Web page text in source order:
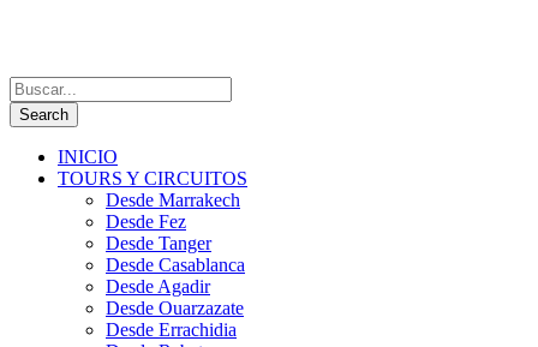
INICIO
TOURS Y CIRCUITOS
Desde Marrakech
Desde Fez
Desde Tanger
Desde Casablanca
Desde Agadir
Desde Ouarzazate
Desde Errachidia